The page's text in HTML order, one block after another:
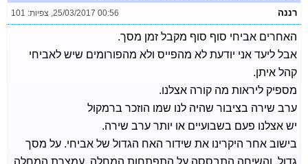
רננה 25/03/2017 00:56
, צפיות: 101
האחרים אביחי סוף סוף מקבל זמן מסך.
אבל ליעד אני יודעת לא מהפייס ולא מהפורומים שיש לאביחי
קהל איתן.
מספיק ליראות מה קורה אצלנו.
ערב שירה בציבור שהיה לנו שמו הוזכר ברמקול
יש אצלנו פעם בשבועיים או יותר ערב שירה.
בישוב אחר היקרינו את שידור האח הגדול של אביחי. על מסך